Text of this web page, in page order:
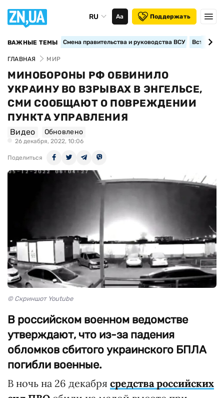
RU Аа Поддержать
ВАЖНЫЕ ТЕМЫ Смена правительства и руководства ВСУ
ГЛАВНАЯ МИР
МИНОБОРОНЫ РФ ОБВИНИЛО
УКРАИНУ ВО ВЗРЫВАХ В ЭНГЕЛЬСЕ,
СМИ СООБЩАЮТ О ПОВРЕЖДЕНИИ
ПУНКТА УПРАВЛЕНИЯ
Видео Обновлено
26 декабря, 2022, 10:06
Поделиться
© Скриншот Youtube
В российском военном ведомстве
утверждают, что из-за падения
обломков сбитого украинского БПЛА
погибли военные.
В ночь на 26 декабря средства российских